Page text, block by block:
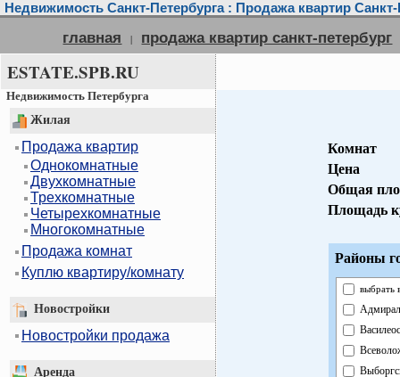
Недвижимость Санкт-Петербурга : Продажа квартир Санкт-
главная | продажа квартир санкт-петербург
ESTATE.SPB.RU
Недвижимость Петербурга
Жилая
Продажа квартир
Однокомнатные
Двухкомнатные
Трехкомнатные
Четырехкомнатные
Многокомнатные
Продажа комнат
Куплю квартиру/комнату
Новостройки
Новостройки продажа
Аренда
Комнат
Цена
Общая
Площадь
Районы
выбрать